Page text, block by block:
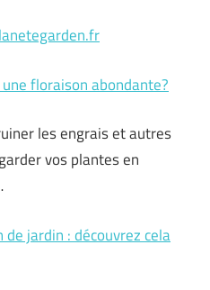
floraison abondante?
les engrais et autres
vos plantes en
jardin : découvrez cela